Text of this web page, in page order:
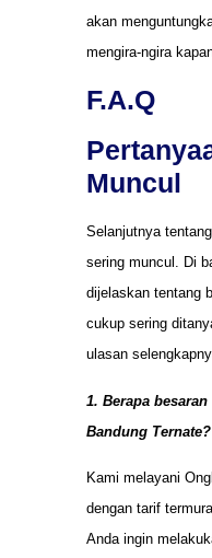
akan
mengira-ngira
F.A.Q
Muncul
Selanjutnya
sering muncul. Di
dijelaskan tentang
cukup sering
ulasan
1. Berapa
Bandung Ternate?
Kami melayani
dengan tarif
Anda ingin